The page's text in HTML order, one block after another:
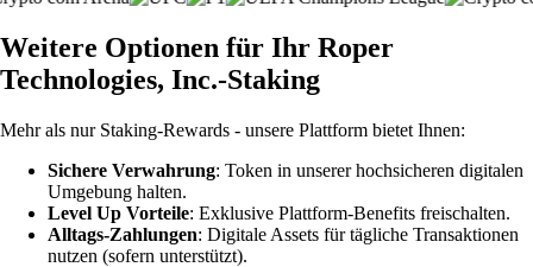
Weitere Optionen für Ihr Roper
Technologies, Inc.-Staking
Mehr als nur Staking-Rewards - unsere Plattform bietet Ihnen:
Sichere Verwahrung: Token in unserer hochsicheren digitalen
Umgebung halten.
Level Up Vorteile: Exklusive Plattform-Benefits freischalten.
Alltags-Zahlungen: Digitale Assets für tägliche Transaktionen
nutzen (sofern unterstützt).